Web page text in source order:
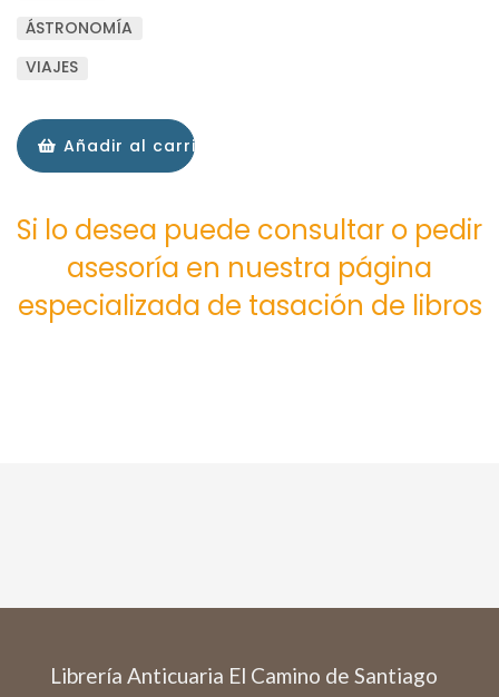
ÁSTRONOMÍA
VIAJES
Añadir al carrito
Si lo desea puede consultar o pedir
asesoría en nuestra página
especializada de tasación de libros
Librería Anticuaria El Camino de Santiago